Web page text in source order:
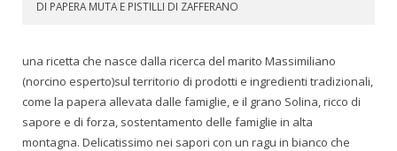
DI PAPERA MUTA E PISTILLI DI ZAFFERANO
una ricetta che nasce dalla ricerca del marito Massimiliano
(norcino esperto)sul territorio di prodotti e ingredienti tradizionali,
come la papera allevata dalle famiglie, e il grano Solina, ricco di
sapore e di forza, sostentamento delle famiglie in alta
montagna. Delicatissimo nei sapori con un ragu in bianco che